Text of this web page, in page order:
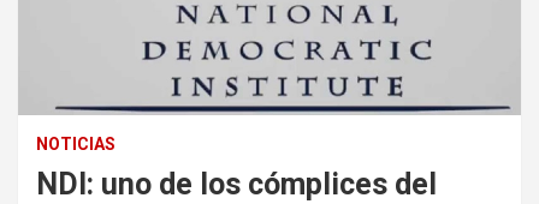
NOTICIAS
NDI: uno de los cómplices del